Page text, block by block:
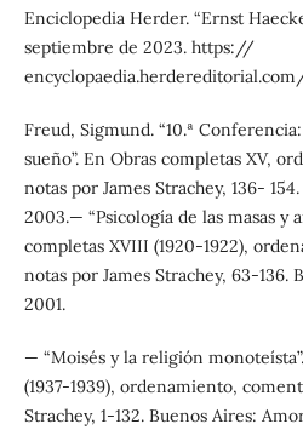
Enciclopedia Herder. “Ernst
septiembre de 2023. https://
Freud, Sigmund. “10.ª
sueño”. En Obras completas XV,
notas por James Strachey, 136-
2003.— “Psicología de las masas y
completas XVIII (1920-1922),
notas por James Strachey, 63-136.
2001.
— “Moisés y la religión
(1937-1939), ordenamiento,
Strachey, 1-132. Buenos Aires: